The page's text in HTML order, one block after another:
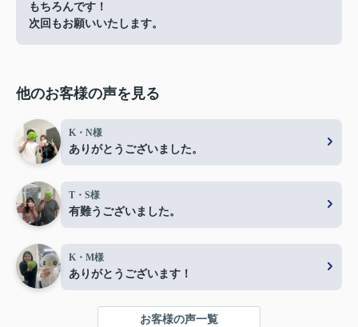
もちろんです！
次回もお願いいたします。
他のお客様の声を見る
K・N様
ありがとうございました。
T・S様
有難うございました。
K・M様
ありがとうございます！
お客様の声一覧